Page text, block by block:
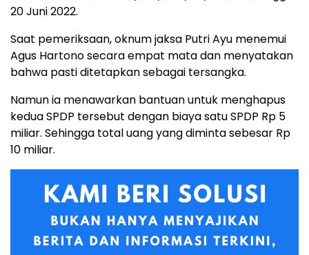
20 Juni 2022.
Saat pemeriksaan, oknum jaksa Putri Ayu menemui
Agus Hartono secara empat mata dan menyatakan
bahwa pasti ditetapkan sebagai tersangka.
Namun ia menawarkan bantuan untuk menghapus
kedua SPDP tersebut dengan biaya satu SPDP Rp 5
miliar. Sehingga total uang yang diminta sebesar Rp
10 miliar.